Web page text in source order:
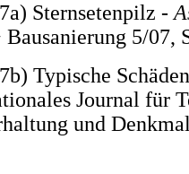
Sternsetenpilz -
5/07,
Typische
Journal für
und